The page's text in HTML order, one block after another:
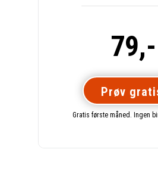
79,-
Prøv
Gratis første måned. Ingen